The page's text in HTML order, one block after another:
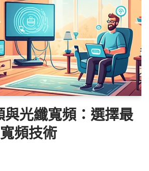
與光纖寬頻：選擇最
頻技術